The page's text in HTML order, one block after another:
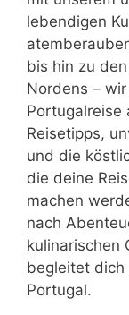
lebendigen
bis hin zu
Nordens –
Portugalreise
Reisetipps,
und die
die deine
machen
nach
kulinarischen
begleitet dich
Portugal.